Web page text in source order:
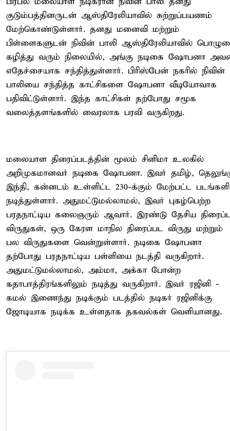
குடும்பத்தினருடன் ஆஸ்திரேலியாவில் சுற்றுப்பயணம்
மேற்கொண்டுள்ளார். தனது மனைவி மற்றும்
பிள்ளைகளுடன் நிவின் பாலி ஆஸ்திரேலியாவில்
கழித்து வரும் நிலையில், அங்கு நடிகை ஷோபனா
எதேச்சையாக சந்தித்துள்ளார். பிரிஸ்பேன் நகரில் நிவின்
பாலியை சந்தித்த காட்சிகளை ஷோபனா வீடியோவாக
பதிவிட்டுள்ளார். இந்த காட்சிகள் தற்போது சமூக
வலைத்தளங்களில் வைரலாக பரவி வருகிறது.
மலையாள திரைப்படத்தின் மூலம் சினிமா உலகில்
அறிமுகமானவர் நடிகை ஷோபனா. இவர் தமிழ்,
இந்தி, கன்னடம் உள்ளிட்ட 230-க்கும் மேற்பட்ட
நடித்துள்ளார். அதுமட்டுமல்லாமல், இவர் புகழ்பெற்ற
பரதநாட்டிய கலைஞரும் ஆவார். இரண்டு தேசிய
விருதுகள், ஒரு கேரள மாநில திரைப்பட விருது மற்றும்
பல விருதுகளை வென்றுள்ளார். நடிகை ஷோபனா
தற்போது பரதநாட்டிய பள்ளியை நடத்தி வருகிறார்.
அதுமட்டுமல்லாமல், அம்மா, அக்கா போன்ற
கதாபாத்திரங்களிலும் நடித்து வருகிறார். இவர் ரஜினி -
கமல் இணைந்து நடிக்கும் படத்தில் நடிகர் ரஜினிக்கு
ஜோடியாக நடிக்க உள்ளதாக தகவல்கள் வெளியானது.